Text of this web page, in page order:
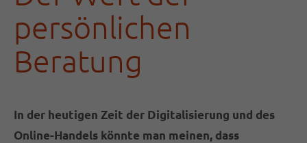
24h / 365days
We offer support for our customers
Mon - Fri 8:00am - 5:00pm(GMT +1)
persönlichen
Beratung
In der heutigen Zeit der Digitalisierung und des
Online-Handels könnte man meinen, dass